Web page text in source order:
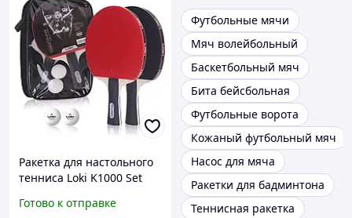
Ракетка для настольного
тенниса Loki K1000 Set
Готово к отправке
Футбольные мячи
Мяч волейбольный
Баскетбольный мяч
Бита бейсбольная
Футбольные ворота
Кожаный футбольный мяч
Насос для мяча
Ракетки для бадминтона
Теннисная ракетка